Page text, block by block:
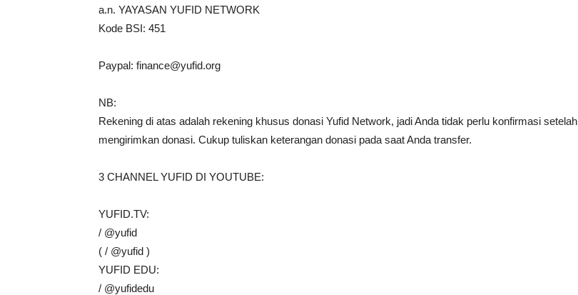
a.n. YAYASAN YUFID NETWORK
Kode BSI: 451
Paypal: finance@yufid.org
NB:
Rekening di atas adalah rekening khusus donasi Yufid Network, jadi Anda tidak perlu konfirmasi setelah
mengirimkan donasi. Cukup tuliskan keterangan donasi pada saat Anda transfer.
3 CHANNEL YUFID DI YOUTUBE:
YUFID.TV:
/ @yufid
( / @yufid )
YUFID EDU:
/ @yufidedu